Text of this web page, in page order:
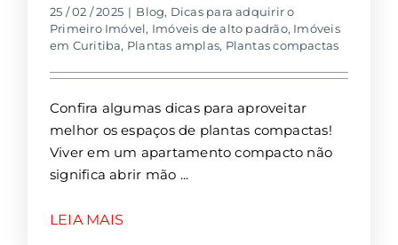
25 / 02 / 2025 | Blog, Dicas para adquirir o
Primeiro Imóvel, Imóveis de alto padrão, Imóveis
em Curitiba, Plantas amplas, Plantas compactas
Confira algumas dicas para aproveitar
melhor os espaços de plantas compactas!
Viver em um apartamento compacto não
significa abrir mão
LEIA MAIS